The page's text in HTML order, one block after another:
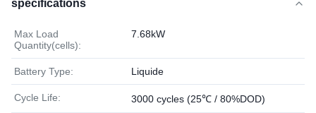
spécifications
Max Load
Quantity(cells):
7.68kW
Battery Type: Liquide
Cycle Life: 3000 cycles (25℃ / 80%DOD)